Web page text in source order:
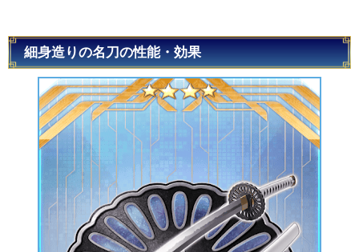
細身造りの名刀の性能・効果